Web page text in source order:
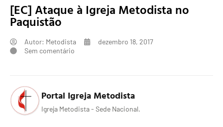
[EC] Ataque à Igreja Metodista no
Paquistão
Autor: Metodista
dezembro 18, 2017
Sem comentário
Portal Igreja Metodista
Igreja Metodista - Sede Nacional.